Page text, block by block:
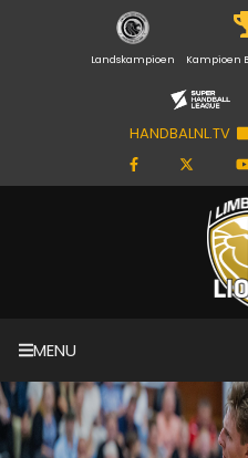
Landskampioen Kampioen
HANDBALNL.TV
MENU